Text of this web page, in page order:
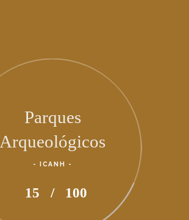
Parques
Arqueológicos
- ICANH -
96 / 100